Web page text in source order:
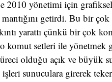
2010 yönetimi için
getirdi. Bu bir
yarattı çünkü bir çok
komut setleri ile yönetmek
olduğu açık ve büyük
işleri sunuculara girerek